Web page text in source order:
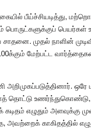
பீய்ச்சியடித்து,
பொருட்களுக்குப் பெயர்கள்
முதல் நாளின்
மேற்பட்ட
அறிமுகப்படுத்தினார்.
தொட்டு
எழுதும் அளவுக்கு
அவற்றைக் காகிதத்தில்